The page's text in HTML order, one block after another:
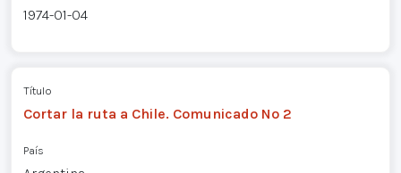
1974-01-04
Título
Cortar la ruta a Chile. Comunicado Nº 2
País